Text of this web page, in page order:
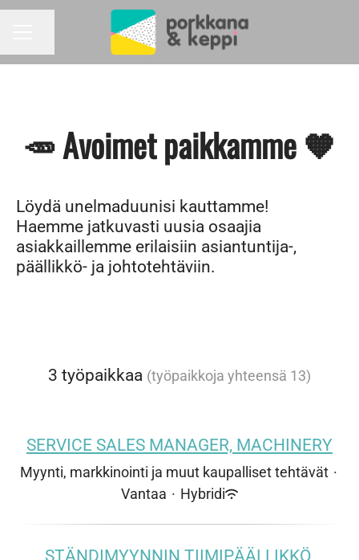
🥕 Avoimet paikkamme 🧡
Löydä unelmaduunisi kauttamme!
Haemme jatkuvasti uusia osaajia
asiakkaillemme erilaisiin asiantuntija-,
päällikkö- ja johtotehtäviin.
3 työpaikkaa (työpaikkoja yhteensä 13)
SERVICE SALES MANAGER, MACHINERY
Myynti, markkinointi ja muut kaupalliset tehtävät ·
Vantaa · Hybridi
STÄNDIMYYNNIN TIIMIPÄÄLLIKKÖ,